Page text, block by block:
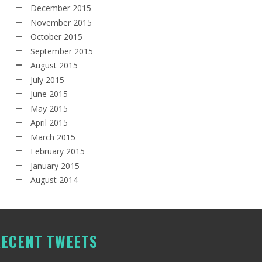
December 2015
November 2015
October 2015
September 2015
August 2015
July 2015
June 2015
May 2015
April 2015
March 2015
February 2015
January 2015
August 2014
TWEETS